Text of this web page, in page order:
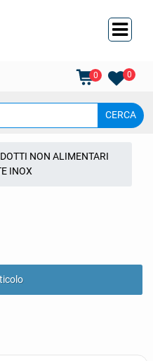
0 0
NON ALIMENTARI
INOX